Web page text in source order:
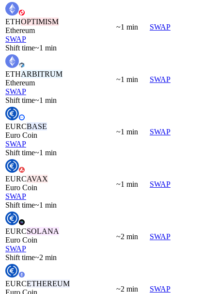
ETHOPTIMISM
Ethereum
SWAP
Shift time~1 min
~1 min SWAP
ETHARBITRUM
Ethereum
SWAP
Shift time~1 min
~1 min SWAP
EURCBASE
Euro Coin
SWAP
Shift time~1 min
~1 min SWAP
EURCAVAX
Euro Coin
SWAP
Shift time~1 min
~1 min SWAP
EURCSOLANA
Euro Coin
SWAP
Shift time~2 min
~2 min SWAP
EURCETHEREUM
Euro Coin
~2 min SWAP